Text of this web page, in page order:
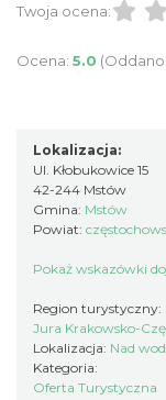
Twoja ocena:
Ocena: 5.0 (Oddano
Lokalizacja:
Ul. Kłobukowice 15
42-244 Mstów
Gmina: Mstów
Powiat:
Pokaż wskazówki
Region turystyczny:
Jura Krakowsko-
Lokalizacja: Nad
Kategoria:
Oferta Turystyczna